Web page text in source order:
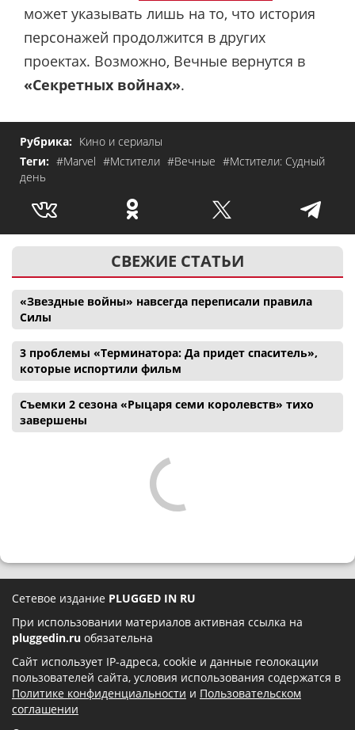
может указывать лишь на то, что история
персонажей продолжится в других
проектах. Возможно, Вечные вернутся в
«Секретных войнах».
Рубрика: Кино и сериалы
Теги: #Marvel #Мстители #Вечные #Мстители: Судный
день
СВЕЖИЕ СТАТЬИ
«Звездные войны» навсегда переписали правила
Силы
3 проблемы «Терминатора: Да придет спаситель»,
которые испортили фильм
Съемки 2 сезона «Рыцаря семи королевств» тихо
завершены
Сетевое издание PLUGGED IN RU
При использовании материалов активная ссылка на
pluggedin.ru обязательна
Сайт использует IP-адреса, cookie и данные геолокации
пользователей сайта, условия использования содержатся в
Политике конфиденциальности и Пользовательском
соглашении